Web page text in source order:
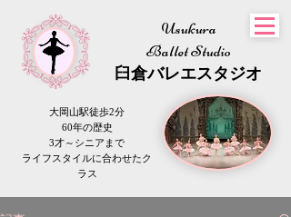
Usukura
Ballet Studio
​臼倉バレエスタジオ
大岡山駅徒歩2分
60年の歴史
3才～シニアまで
​ライフスタイルに合わせたク
ラス